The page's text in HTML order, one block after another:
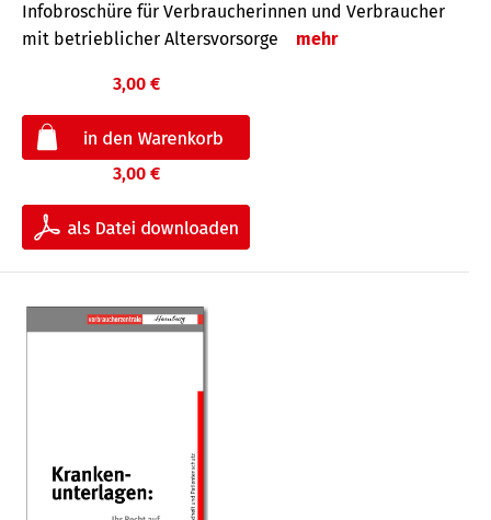
Infobroschüre für Verbraucherinnen und Verbraucher
mit betrieblicher Altersvorsorge
mehr
3,00 €
3,00 €